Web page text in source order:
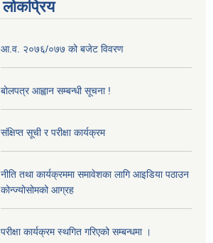
लोकप्रिय
आ‍.व. २०७६/०७७ को बजेट विवरण
बोलपत्र आह्वान सम्बन्धी सूचना !
संक्षिप्त सूची र परीक्षा कार्यक्रम
नीति तथा कार्यक्रममा समावेशका लागि आइडिया पठाउन
कोन्ज्योसोमको आग्रह
परीक्षा कार्यक्रम स्थगित गरिएको सम्बन्धमा ।